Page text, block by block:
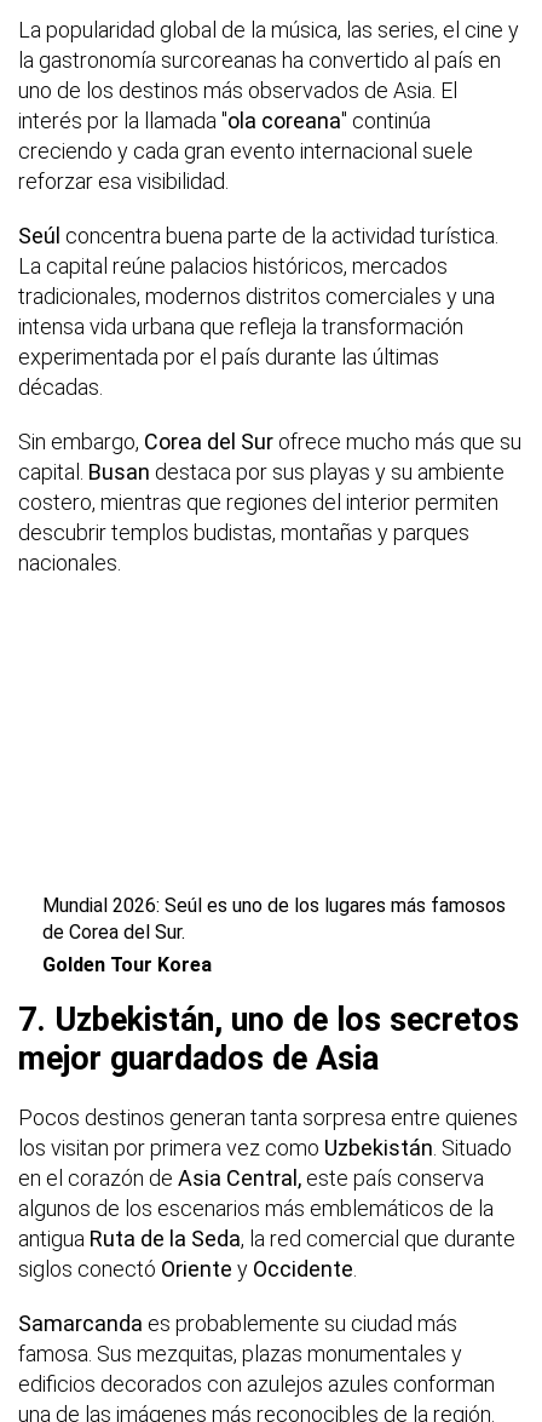
La popularidad global de la música, las series, el cine y
la gastronomía surcoreanas ha convertido al país en
uno de los destinos más observados de Asia. El
interés por la llamada "ola coreana" continúa
creciendo y cada gran evento internacional suele
reforzar esa visibilidad.
Seúl concentra buena parte de la actividad turística.
La capital reúne palacios históricos, mercados
tradicionales, modernos distritos comerciales y una
intensa vida urbana que refleja la transformación
experimentada por el país durante las últimas
décadas.
Sin embargo, Corea del Sur ofrece mucho más que su
capital. Busan destaca por sus playas y su ambiente
costero, mientras que regiones del interior permiten
descubrir templos budistas, montañas y parques
nacionales.
Mundial 2026: Seúl es uno de los lugares más famosos
de Corea del Sur.
Golden Tour Korea
7. Uzbekistán, uno de los secretos
mejor guardados de Asia
Pocos destinos generan tanta sorpresa entre quienes
los visitan por primera vez como Uzbekistán . Situado
en el corazón de Asia Central, este país conserva
algunos de los escenarios más emblemáticos de la
antigua Ruta de la Seda, la red comercial que durante
siglos conectó Oriente y Occidente
Samarcanda es probablemente su ciudad más
famosa. Sus mezquitas, plazas monumentales y
edificios decorados con azulejos azules conforman
una de las imágenes más reconocibles de la región.